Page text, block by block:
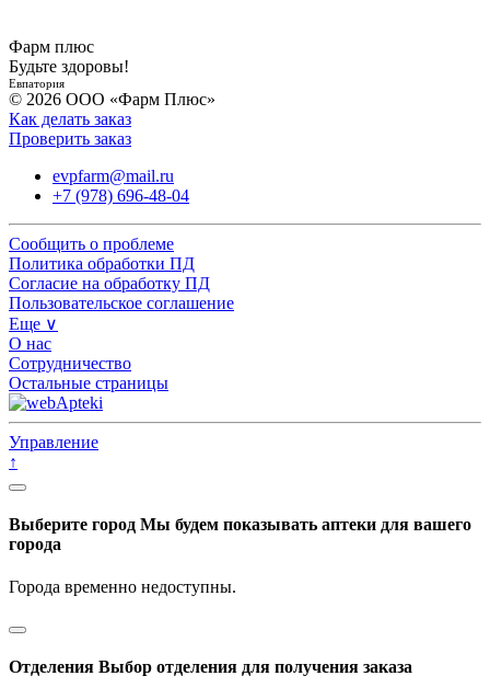
Фарм плюс
Будьте здоровы!
Евпатория
© 2026 ООО «Фарм Плюс»
Как делать заказ
Проверить заказ
evpfarm@mail.ru
+7 (978) 696-48-04
Сообщить о проблеме
Политика обработки ПД
Согласие на обработку ПД
Пользовательское соглашение
Еще ∨
О нас
Сотрудничество
Остальные страницы
Управление
↑
Выберите город Мы будем показывать аптеки для вашего
города
Города временно недоступны.
Отделения Выбор отделения для получения заказа